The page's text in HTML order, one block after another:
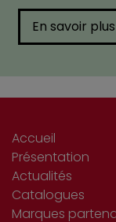
En savoir plus
Accueil
Présentation
Actualités
Catalogues
Marques